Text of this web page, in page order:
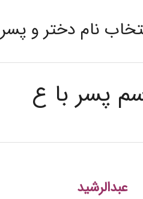
نام دختر و پسر
پسر با ع
عبدالرشید